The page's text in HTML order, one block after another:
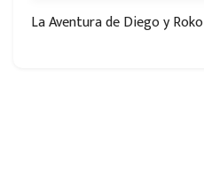
La Aventura de Diego y Roko